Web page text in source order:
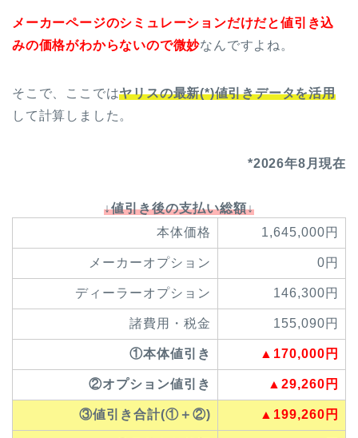
メーカーページのシミュレーションだけだと値引き込
みの価格がわからないので微妙なんですよね。
そこで、ここではヤリスの最新(*)値引きデータを活用
して計算しました。
*2026年8月現在
↓値引き後の支払い総額↓
本体価格
1,645,000円
メーカーオプション 0円
ディーラーオプション 146,300円
諸費用・税金 155,090円
①本体値引き ▲170,000円
②オプション値引き ▲29,260円
③値引き合計(①＋②) ▲199,260円